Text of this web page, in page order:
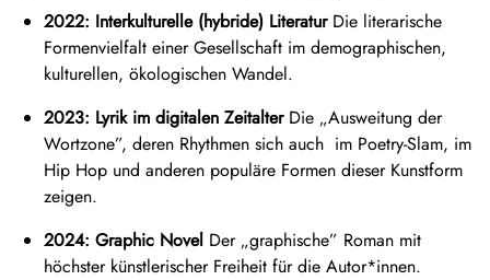
2022: Interkulturelle (hybride) LiteraturDie literarische
Formenvielfalt einer Gesellschaft im demographischen,
kulturellen, ökologischen Wandel.
2023: Lyrik im digitalen Zeitalter Die „Ausweitung der
Wortzone”, deren Rhythmen sich auch im Poetry-Slam, im
Hip Hop und anderen populäre Formen dieser Kunstform
zeigen.
2024: Graphic Novel Der „graphische” Roman mit
höchster künstlerischer Freiheit für die Autor*innen.